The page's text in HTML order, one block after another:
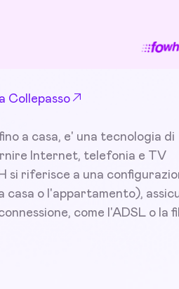
Collepasso
a casa, e' una tecnologia di
Internet, telefonia e TV
riferisce a una
casa o l'appartamento),
come l'ADSL o la